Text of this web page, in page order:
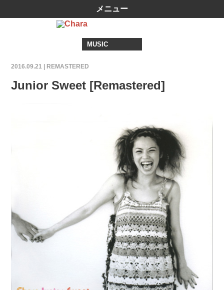
メニュー
MUSIC
2016.09.21 | REMASTERED
Junior Sweet [Remastered]